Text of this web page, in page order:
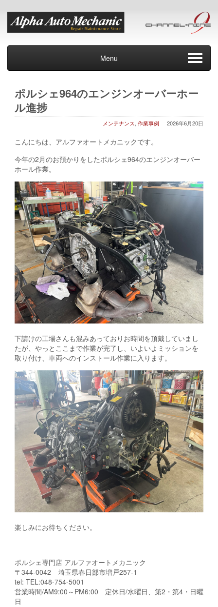
Menu
ポルシェ964のエンジンオーバーホー
ル進捗
2026年6月20日
メンテナンス, 作業事例
こんにちは、アルファオートメカニックです。
今年の2月のお預かりをしたポルシェ964のエンジンオーバー
ホール作業。
下請けの工場さんも混みあっておりお時間を頂戴していまし
たが、やっとここまで作業が完了し、いよいよミッションを
取り付け、車両へのインストール作業に入ります。
楽しみにお待ちください。
ポルシェ専門店 アルファオートメカニック
〒344-0042 埼玉県春日部市増戸257-1
tel: TEL:048-754-5001
営業時間/AM9:00～PM6:00 定休日/水曜日、第2・第4・日曜
日